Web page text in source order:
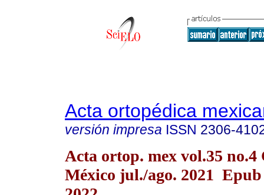
Acta ortopédica
versión impresa ISSN 2306-
Acta ortop. mex vol.35 no.4
México jul./ago. 2021